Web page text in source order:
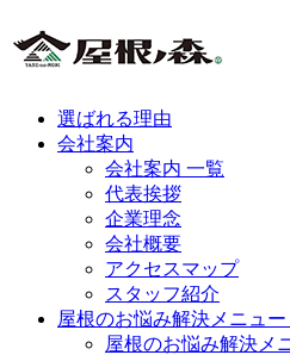
選ばれる理由
会社案内
会社案内 一覧
代表挨拶
企業理念
会社概要
アクセスマップ
スタッフ紹介
屋根のお悩み解決メニュー
屋根のお悩み解決メ